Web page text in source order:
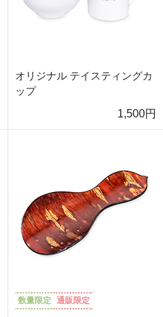
オリジナル テイスティングカ
ップ
1,500円
数量限定 通販限定